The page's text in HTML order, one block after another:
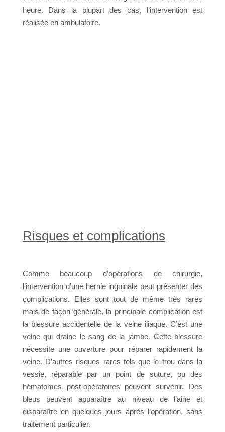
heure. Dans la plupart des cas, l’intervention est
réalisée en ambulatoire.
Risques et complications
Comme beaucoup d’opérations de chirurgie,
l’intervention d’une hernie inguinale peut présenter des
complications. Elles sont tout de même très rares
mais de façon générale, la principale complication est
la blessure accidentelle de la veine iliaque. C’est une
veine qui draine le sang de la jambe. Cette blessure
nécessite une ouverture pour réparer rapidement la
veine. D’autres risques rares tels que le trou dans la
vessie, réparable par un point de suture, ou des
hématomes post-opératoires peuvent survenir. Des
bleus peuvent apparaître au niveau de l’aine et
disparaître en quelques jours après l’opération, sans
traitement particulier.